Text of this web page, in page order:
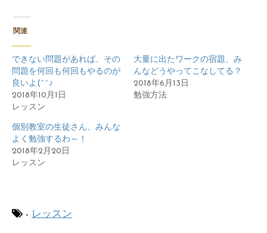
関連
できない問題があれば、その
問題を何回も何回もやるのが
良いよ(^^♪
2018年10月1日
レッスン
大量に出たワークの宿題、み
んなどうやってこなしてる？
2018年6月13日
勉強方法
個別教室の生徒さん、みんな
よく勉強するわ～！
2018年2月20日
レッスン
- レッスン